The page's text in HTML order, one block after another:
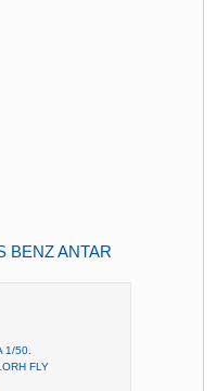
BENZ ANTAR
1/50.
FLY